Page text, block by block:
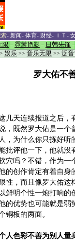
- 新闻- 体育- 财经- ＩＴ -
限 － 霓裳艳影 － 日韩先锋 －
娱乐 >> 音乐无限 >> 泛音
罗大佑不
天连续报道之后，
，既然罗大佑是一个
，为什么你只拣好听
批评他一下，他就没
穴吗？不错，作为一
的创作肯定有着自身
性，而且像罗大佑这
鲜明个性一炮打响的
的优势也可能就是弱
铜板的两面。
人色彩不善为别人量